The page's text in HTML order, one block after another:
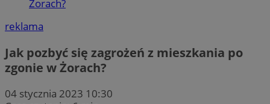
Żorach?
reklama
Jak pozbyć się zagrożeń z mieszkania po
zgonie w Żorach?
04 stycznia 2023 10:30